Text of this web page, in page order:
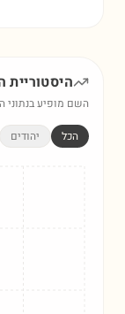
השם מופיע בנתוני
הכל יהודים